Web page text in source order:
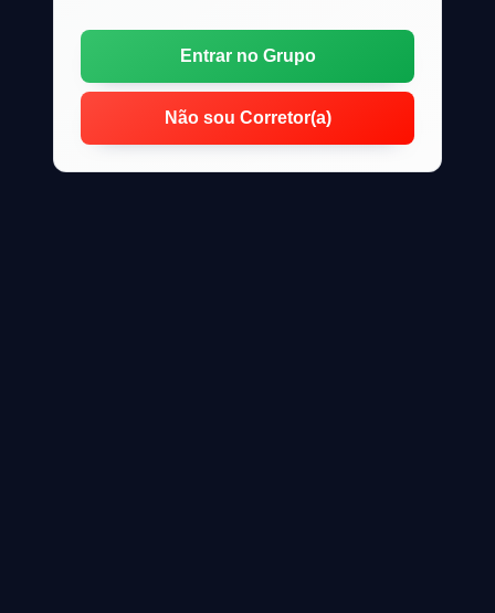
Entrar no Grupo
Não sou Corretor(a)